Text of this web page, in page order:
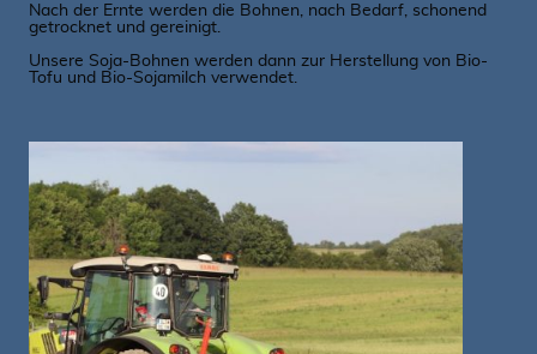
Nach der Ernte werden die Bohnen, nach Bedarf, schonend
getrocknet und gereinigt.
Unsere Soja-Bohnen werden dann zur Herstellung von Bio-
Tofu und Bio-Sojamilch verwendet.